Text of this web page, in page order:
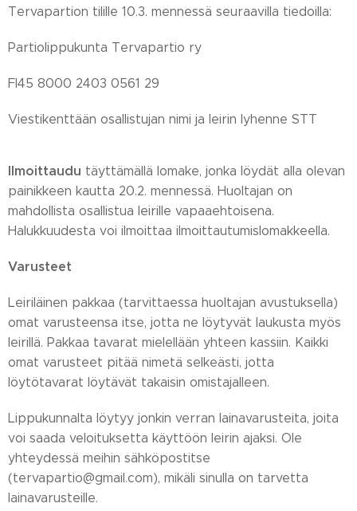
Tervapartion tilille 10.3. mennessä seuraavilla tiedoilla:
Partiolippukunta Tervapartio ry
FI45 8000 2403 0561 29
Viestikenttään osallistujan nimi ja leirin lyhenne STT
Ilmoittaudu täyttämällä lomake, jonka löydät alla olevan
painikkeen kautta 20.2. mennessä. Huoltajan on
mahdollista osallistua leirille vapaaehtoisena.
Halukkuudesta voi ilmoittaa ilmoittautumislomakkeella.
Varusteet
Leiriläinen pakkaa (tarvittaessa huoltajan avustuksella)
omat varusteensa itse, jotta ne löytyvät laukusta myös
leirillä. Pakkaa tavarat mielellään yhteen kassiin. Kaikki
omat varusteet pitää nimetä selkeästi, jotta
löytötavarat löytävät takaisin omistajalleen.
Lippukunnalta löytyy jonkin verran lainavarusteita, joita
voi saada veloituksetta käyttöön leirin ajaksi. Ole
yhteydessä meihin sähköpostitse
(tervapartio@gmail.com), mikäli sinulla on tarvetta
lainavarusteille.